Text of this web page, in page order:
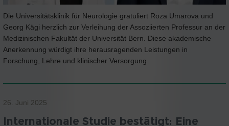
Die Universitätsklinik für Neurologie gratuliert Roza Umarova und
Georg Kägi herzlich zur Verleihung der Assoziierten Professur an der
Medizinischen Fakultät der Universität Bern. Diese akademische
Anerkennung würdigt ihre herausragenden Leistungen in
Forschung, Lehre und klinischer Versorgung.
26. Juni 2025
Internationale Studie bestätigt: Eine